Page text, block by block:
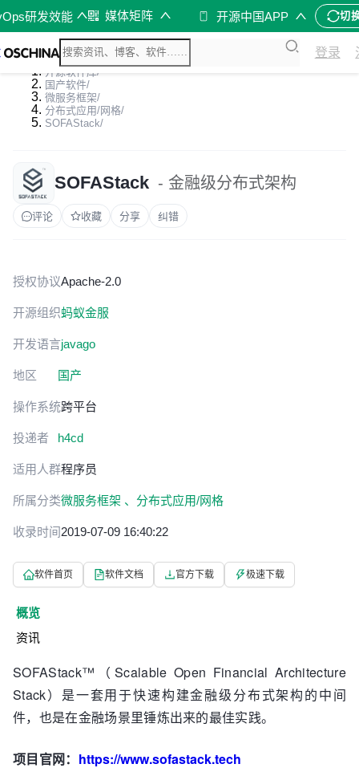
研发效能 媒体矩阵 开源中国APP 切
登录
开源软件库/
国产软件/
微服务框架/
分布式应用/网格/
SOFAStack/
SOFAStack - 金融级分布式架构
评论 收藏 分享 纠错
授权协议Apache-2.0
开源组织蚂蚁金服
开发语言javago
地区 国产
操作系统跨平台
投递者 h4cd
适用人群程序员
所属分类微服务框架 、 分布式应用/网格
收录时间2019-07-09 16:40:22
软件首页 软件文档 官方下载 极速下载
概览
资讯
SOFAStack™（Scalable Open Financial Architecture
Stack）是一套用于快速构建金融级分布式架构的中间
件，也是在金融场景里锤炼出来的最佳实践。
项目官网： https://www.sofastack.tech